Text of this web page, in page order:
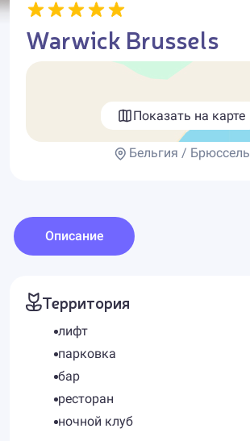
Warwick Brussels
Показать на карте
Бельгия / Брюссель
Описание
Территория
лифт
парковка
бар
ресторан
ночной клуб